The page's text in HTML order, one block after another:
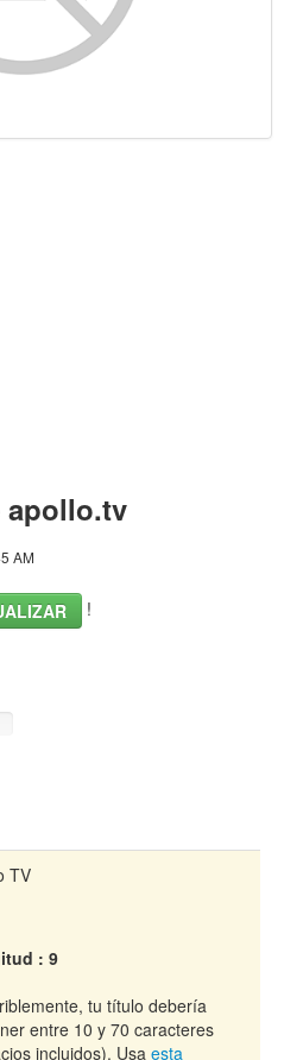
apollo.tv
AM
!
TV
: 9
tu título debería
entre 10 y 70 caracteres
incluidos). Usaesta